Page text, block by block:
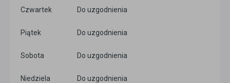
Czwartek Do uzgodnienia
Piątek Do uzgodnienia
Sobota Do uzgodnienia
Niedziela Do uzgodnienia